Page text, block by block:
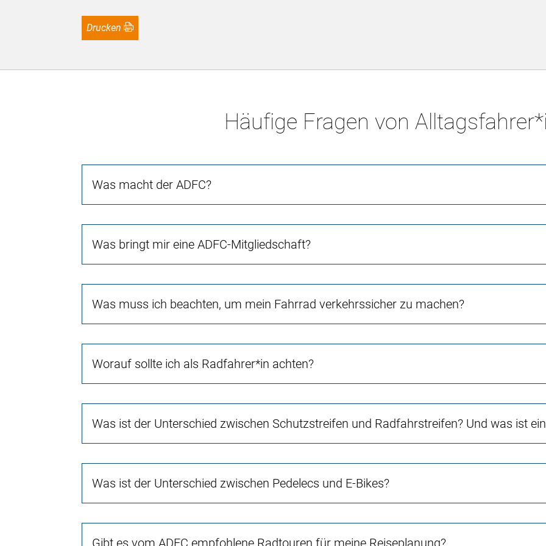
Drucken
Häufige Fragen von
Was macht der ADFC?
Was bringt mir eine ADFC-Mitgliedschaft?
Was muss ich beachten, um mein Fahrrad verkehrssicher zu machen?
Worauf sollte ich als Radfahrer*in achten?
Was ist der Unterschied zwischen Schutzstreifen und Radfahrstreifen? Und was ist
Was ist der Unterschied zwischen Pedelecs und E-Bikes?